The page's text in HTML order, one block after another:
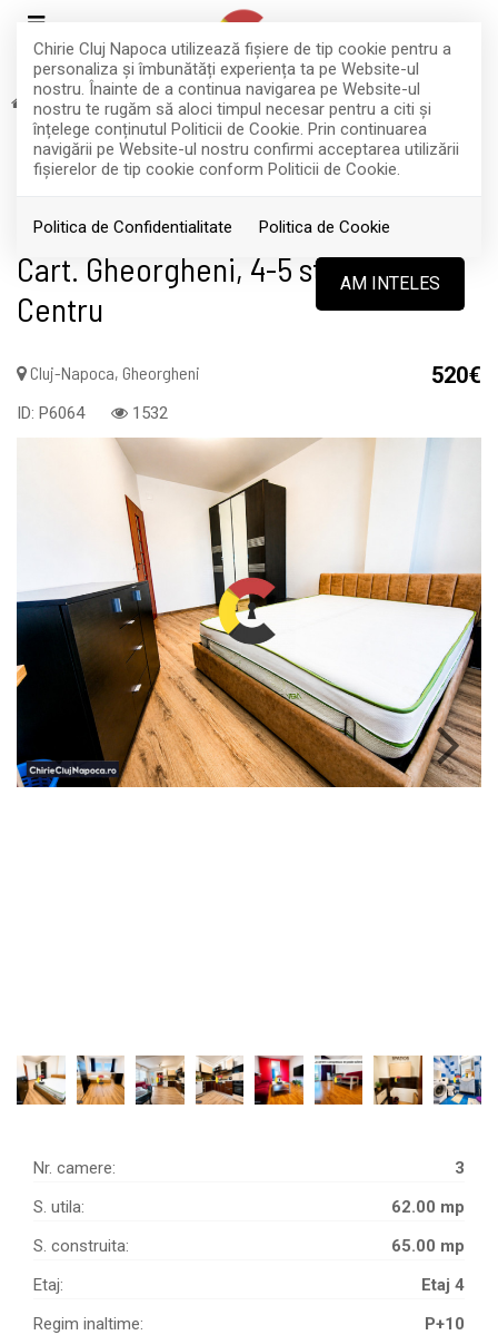
Chirie Cluj Napoca utilizează fişiere de tip cookie pentru a
personaliza și îmbunătăți experiența ta pe Website-ul
nostru. Înainte de a continua navigarea pe Website-ul
nostru te rugăm să aloci timpul necesar pentru a citi și
înțelege conținutul Politicii de Cookie. Prin continuarea
navigării pe Website-ul nostru confirmi acceptarea utilizării
fişierelor de tip cookie conform Politicii de Cookie.
Politica de Confidentialitate Politica de Cookie
AM INTELES
Inchiriere Apartamente Cluj-Napoca Gheorgheni
Acest anunt nu mai este activ !
Apartament cu 3 camere+balcon,
Cart. Gheorgheni, 4-5 statii de
Centru
Cluj-Napoca, Gheorgheni 520€
ID: P6064 1532
RETRAS
Nr. camere:
3
S. utila:
62.00 mp
S. construita:
65.00 mp
Etaj:
Etaj 4
Regim inaltime:
P+10